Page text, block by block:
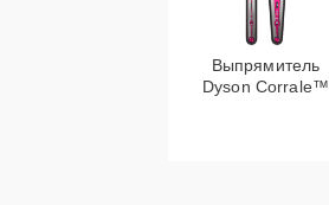
Выпрямитель
Dyson Corrale™